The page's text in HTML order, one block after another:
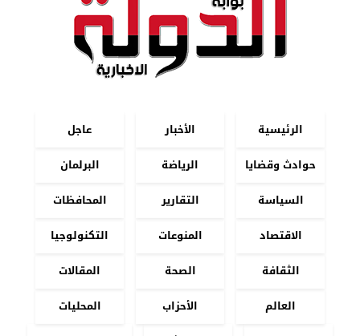
الرئيسية الأخبار
عاجل
حوادث وقضايا
الرياضة
البرلمان
السياسة
التقارير
المحافظات
الاقتصاد
المنوعات
التكنولوجيا
الثقافة
الصحة
المقالات
العالم
الأحزاب
المحليات